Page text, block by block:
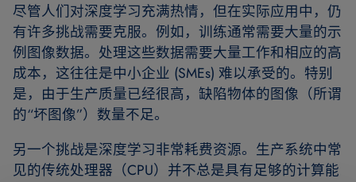
尽管人们对深度学习充满热情，但在实际应用中，仍
有许多挑战需要克服。例如，训练通常需要大量的示
例图像数据。处理这些数据需要大量工作和相应的高
成本，这往往是中小企业 (SMEs) 难以承受的。特别
是，由于生产质量已经很高，缺陷物体的图像（所谓
的“坏图像”）数量不足。
另一个挑战是深度学习非常耗费资源。生产系统中常
见的传统处理器（CPU）并不总是具有足够的计算能